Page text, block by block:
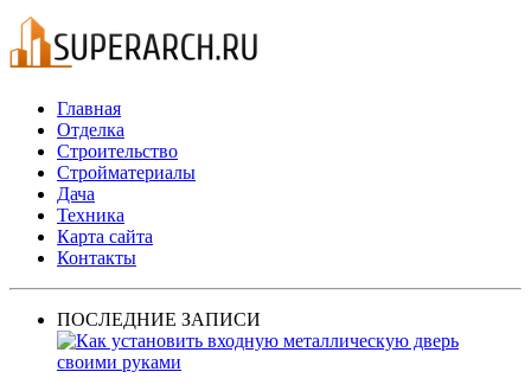
Главная
Отделка
Строительство
Стройматериалы
Дача
Техника
Карта сайта
Контакты
ПОСЛЕДНИЕ ЗАПИСИ